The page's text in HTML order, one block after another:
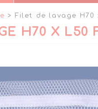
> Filet de lavage H70
H70 X L50